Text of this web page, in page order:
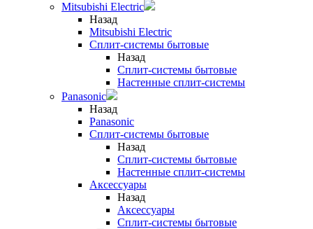
Mitsubishi Electric
Назад
Mitsubishi Electric
Сплит-системы бытовые
Назад
Сплит-системы бытовые
Настенные сплит-системы
Panasonic
Назад
Panasonic
Сплит-системы бытовые
Назад
Сплит-системы бытовые
Настенные сплит-системы
Аксессуары
Назад
Аксессуары
Сплит-системы бытовые